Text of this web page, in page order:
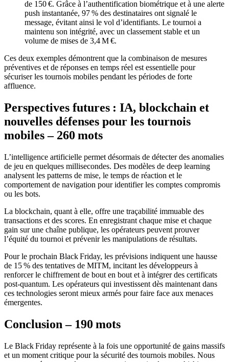
de 150 €. Grâce à l’authentification biométrique et à une alerte
push instantanée, 97 % des destinataires ont signalé le
message, évitant ainsi le vol d’identifiants. Le tournoi a
maintenu son intégrité, avec un classement stable et un
volume de mises de 3,4 M €.
Ces deux exemples démontrent que la combinaison de mesures
préventives et de réponses en temps réel est essentielle pour
sécuriser les tournois mobiles pendant les périodes de forte
affluence.
Perspectives futures : IA, blockchain et
nouvelles défenses pour les tournois
mobiles – 260 mots
L’intelligence artificielle permet désormais de détecter des anomalies
de jeu en quelques millisecondes. Des modèles de deep learning
analysent les patterns de mise, le temps de réaction et le
comportement de navigation pour identifier les comptes compromis
ou les bots.
La blockchain, quant à elle, offre une traçabilité immuable des
transactions et des scores. En enregistrant chaque mise et chaque
gain sur une chaîne publique, les opérateurs peuvent prouver
l’équité du tournoi et prévenir les manipulations de résultats.
Pour le prochain Black Friday, les prévisions indiquent une hausse
de 15 % des tentatives de MITM, incitant les développeurs à
renforcer le chiffrement de bout en bout et à intégrer des certificats
post‑quantum. Les opérateurs qui investissent dès maintenant dans
ces technologies seront mieux armés pour faire face aux menaces
émergentes.
Conclusion – 190 mots
Le Black Friday représente à la fois une opportunité de gains massifs
et un moment critique pour la sécurité des tournois mobiles. Nous